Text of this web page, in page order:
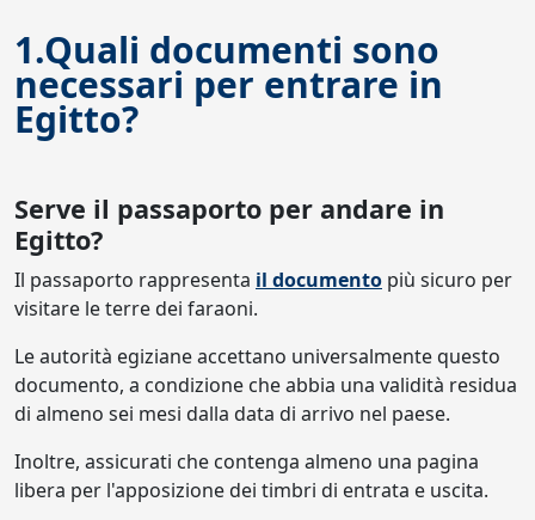
1.Quali documenti sono
necessari per entrare in
Egitto?
Serve il passaporto per andare in
Egitto?
Il passaporto rappresenta il documento più sicuro per
visitare le terre dei faraoni.
Le autorità egiziane accettano universalmente questo
documento, a condizione che abbia una validità residua
di almeno sei mesi dalla data di arrivo nel paese.
Inoltre, assicurati che contenga almeno una pagina
libera per l'apposizione dei timbri di entrata e uscita.